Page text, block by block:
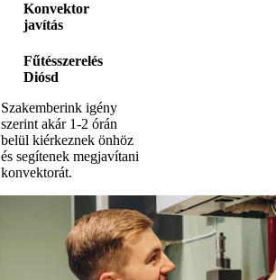
Konvektor
javítás
Fűtésszerelés
Diósd
Szakemberink igény
szerint akár 1-2 órán
belül kiérkeznek önhöz
és segítenek megjavítani
konvektorát.